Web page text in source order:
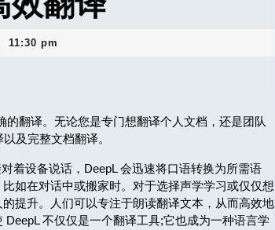
11:30 pm
翻译。无论您是专门想翻译个人文档，还是团队
及完整文档翻译。
着设备说话，DeepL 会迅速将口语转换为所需语
如在对话中或搬家时。对于选择声学学习或仅仅想
提升。人们可以专注于朗读翻译文本，从而高效地
不仅仅是一个翻译工具;它也成为一种语言学